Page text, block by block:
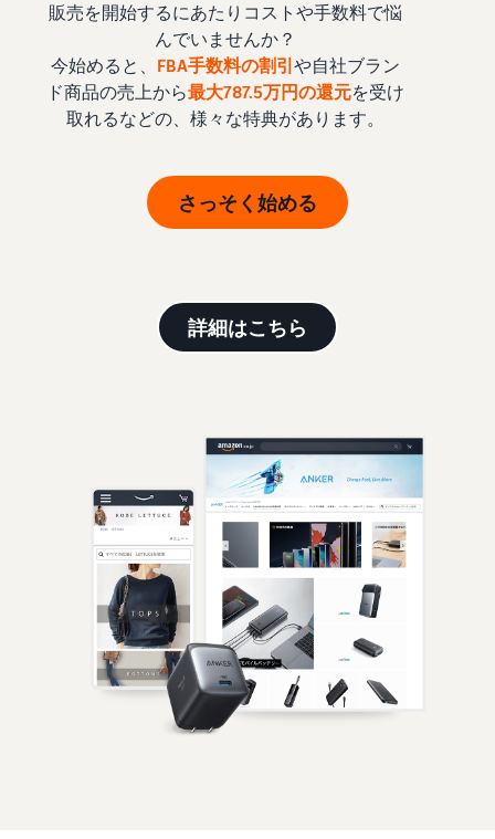
販売を開始するにあたりコストや手数料で悩
んでいませんか？
今始めると、 FBA手数料の割引 や自社ブラン
ド商品の売上から最大787.5万円の還元を受け
取れるなどの、様々な特典があります。
さっそく始める
詳細はこちら